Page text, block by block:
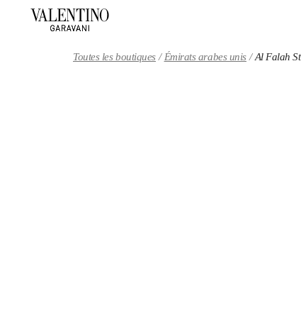
Toutes les boutiques Émirats arabes unis Al Falah St